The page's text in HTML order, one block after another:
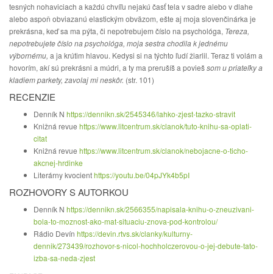
tesných nohaviciach a každú chvíľu nejakú časť tela v sadre alebo v dlahe
alebo aspoň obviazanú elastickým obväzom, ešte aj moja slovenčinárka je
prekrásna, keď sa ma pýta, či nepotrebujem číslo na psychológa, Tereza,
nepotrebujete číslo na psychológa, moja sestra chodila k jednému
výbornému, a ja krútim hlavou. Kedysi si na týchto ľudí žiarlil. Teraz ti volám a
hovorím, akí sú prekrásni a múdri, a ty ma prerušíš a poviešsom u priateľky a
kladiem parkety, zavolaj mi neskôr. (str. 101)
RECENZIE
Denník N https://dennikn.sk/2545346/lahko-zjest-tazko-stravit
Knižná revue https://www.litcentrum.sk/clanok/tuto-knihu-sa-oplati-
citat
Knižná revue https://www.litcentrum.sk/clanok/nebojacne-o-ticho-
akcnej-hrdinke
Literárny kvocienthttps://youtu.be/04pJYk4b5pI
ROZHOVORY S AUTORKOU
Denník N https://dennikn.sk/2566355/napisala-knihu-o-zneuzivani-
bola-to-moznost-ako-mat-situaciu-znova-pod-kontrolou/
Rádio Devín https://devin.rtvs.sk/clanky/kulturny-
dennik/273439/rozhovor-s-nicol-hochholczerovou-o-jej-debute-tato-
izba-sa-neda-zjest